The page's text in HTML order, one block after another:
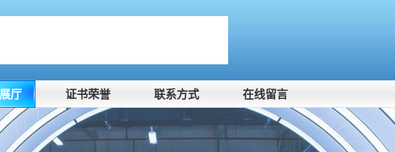
厅 证书荣誉 联系方式 在线留言